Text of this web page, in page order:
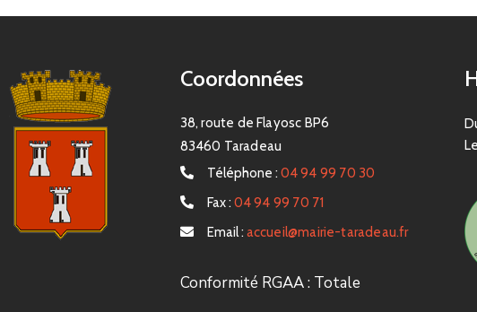
Coordonnées
38, route de Flayosc BP6
83460 Taradeau
Téléphone : 04 94 99 70 30
Fax : 04 94 99 70 71
Email : accueil@mairie-taradeau.fr
Conformité RGAA : Totale